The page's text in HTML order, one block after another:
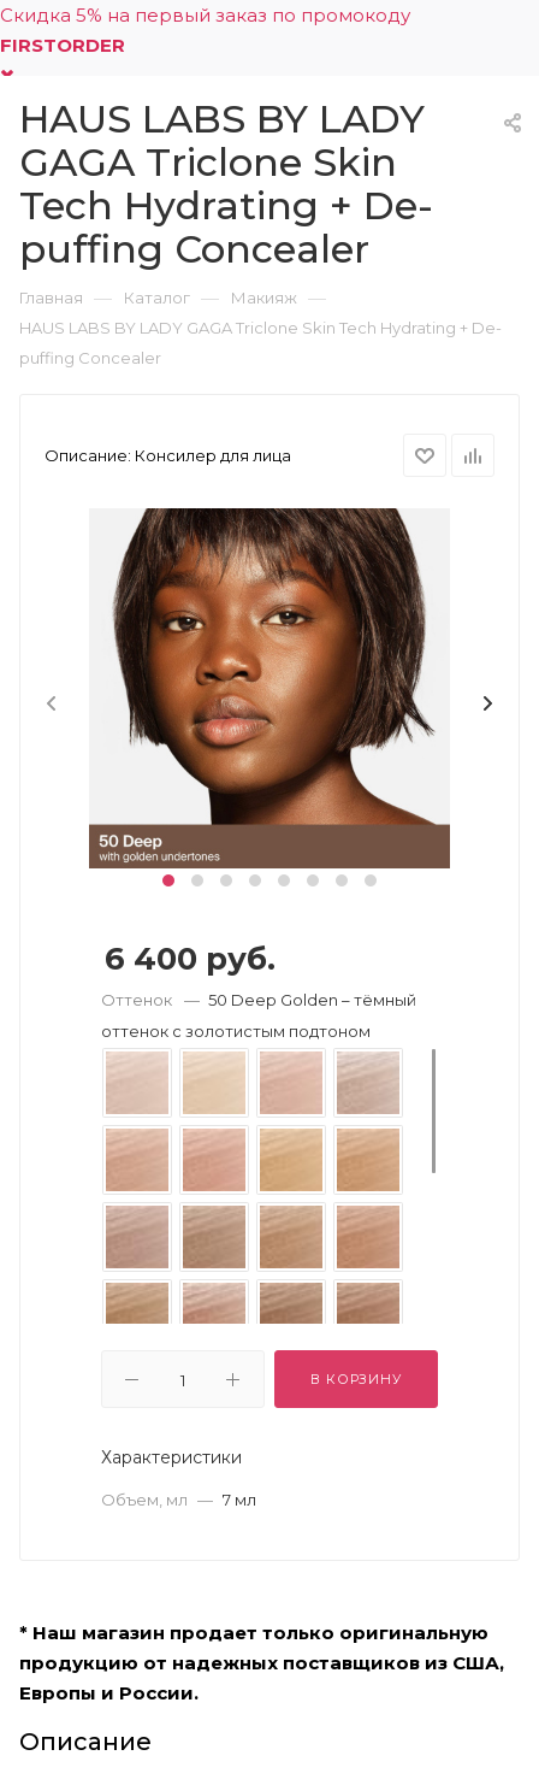
Скидка 5% на первый заказ по промокоду
FIRSTORDER
0
HAUS LABS BY LADY
GAGA Triclone Skin
Tech Hydrating + De-
puffing Concealer
Главная — Каталог — Макияж —
HAUS LABS BY LADY GAGA Triclone Skin Tech Hydrating + De-
puffing Concealer
Описание: Консилер для лица
6 400 руб.
Оттенок — 50 Deep Golden – тёмный
оттенок с золотистым подтоном
В КОРЗИНУ
Характеристики
Объем, мл — 7 мл
* Наш магазин продает только оригинальную
продукцию от надежных поставщиков из США,
Европы и России.
Описание